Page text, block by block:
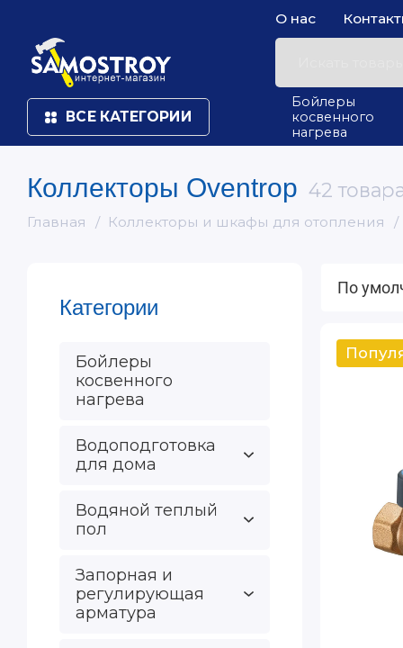
О нас
ВСЕ КАТЕГОРИИ
Бойлеры
косвенного
нагрева
Коллекторы Oventrop 42
Главная Коллекторы и шкафы для отопления
Категории
Бойлеры
косвенного
нагрева
Водоподготовка
для дома
Водяной теплый
пол
Запорная и
регулирующая
арматура